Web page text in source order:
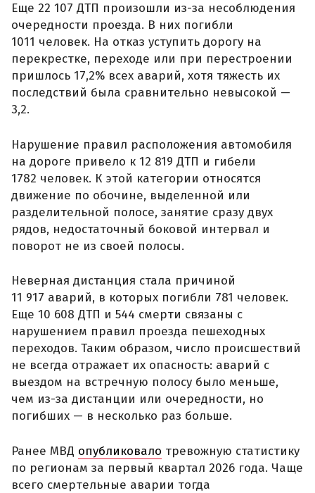
Еще 22 107 ДТП произошли из-за несоблюдения
очередности проезда. В них погибли
1011 человек. На отказ уступить дорогу на
перекрестке, переходе или при перестроении
пришлось 17,2% всех аварий, хотя тяжесть их
последствий была сравнительно невысокой —
3,2.
Нарушение правил расположения автомобиля
на дороге привело к 12 819 ДТП и гибели
1782 человек. К этой категории относятся
движение по обочине, выделенной или
разделительной полосе, занятие сразу двух
рядов, недостаточный боковой интервал и
поворот не из своей полосы.
Неверная дистанция стала причиной
11 917 аварий, в которых погибли 781 человек.
Еще 10 608 ДТП и 544 смерти связаны с
нарушением правил проезда пешеходных
переходов. Таким образом, число происшествий
не всегда отражает их опасность: аварий с
выездом на встречную полосу было меньше,
чем из-за дистанции или очередности, но
погибших — в несколько раз больше.
Ранее МВД опубликовало тревожную статистику
по регионам за первый квартал 2026 года. Чаще
всего смертельные аварии тогда